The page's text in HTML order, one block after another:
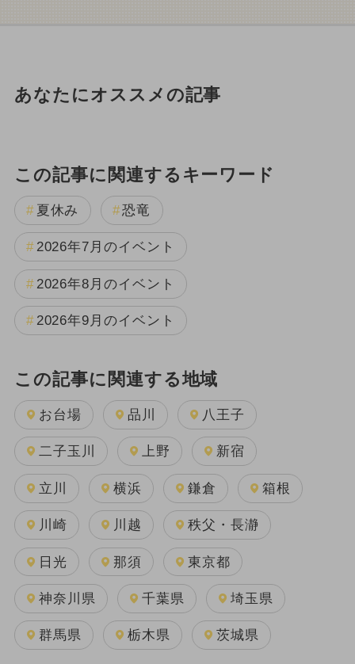
あなたにオススメの記事
この記事に関連するキーワード
夏休み 恐竜
2026年7月のイベント
2026年8月のイベント
2026年9月のイベント
この記事に関連する地域
お台場 品川 八王子
二子玉川 上野 新宿
立川 横浜 鎌倉 箱根
川崎 川越 秩父・長瀞
日光 那須 東京都
神奈川県 千葉県 埼玉県
群馬県 栃木県 茨城県